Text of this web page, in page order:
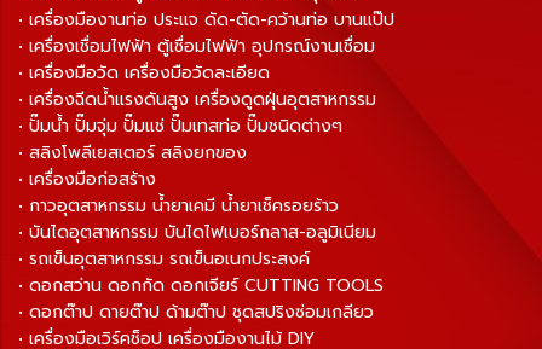
• เครื่องมืองานท่อ ประแจ ดัด-ตัด-คว้านท่อ บานแป๊ป
• เครื่องเชื่อมไฟฟ้า ตู้เชื่อมไฟฟ้า อุปกรณ์งานเชื่อม
• เครื่องมือวัด เครื่องมือวัดละเอียด
• เครื่องฉีดน้ำแรงดันสูง เครื่องดูดฝุ่นอุตสาหกรรม
• ปั๊มน้ำ ปั๊มจุ่ม ปั๊มแช่ ปั๊มเทสท่อ ปั๊มชนิดต่างๆ
• สลิงโพลีเยสเตอร์ สลิงยกของ
• เครื่องมือก่อสร้าง
• กาวอุตสาหกรรม น้ำยาเคมี น้ำยาเช็ครอยร้าว
• บันไดอุตสาหกรรม บันไดไฟเบอร์กลาส-อลูมิเนียม
• รถเข็นอุตสาหกรรม รถเข็นอเนกประสงค์
• ดอกสว่าน ดอกกัด ดอกเจียร์ CUTTING TOOLS
• ดอกต๊าป ดายต๊าป ด้ามต๊าป ชุดสปริงซ่อมเกลียว
• เครื่องมือเวิร์คช็อป เครื่องมืองานไม้ DIY